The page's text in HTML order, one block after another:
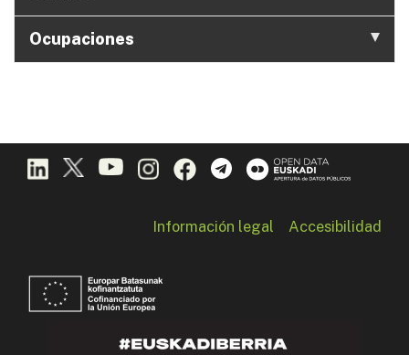
Ocupaciones
Información legal Accesibilidad